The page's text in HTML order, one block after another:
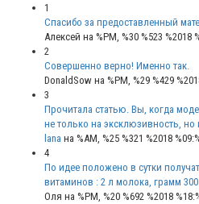
1
Спасибо за предоставленный
Алексей на %PM, %30 %523 %2018
2
Совершенно верно! Именно так.
DonaldSow на %PM, %29 %429
3
Прочитала статью. Вы, когда
не только на эксклюзивность, но
lana на %AM, %25 %321 %2018
4
По идее положено в сутки
витаминов : 2 л молока, грамм 300
Оля на %PM, %20 %692 %2018